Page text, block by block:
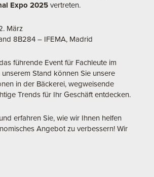
Expo 2025 vertreten.
März
8B284 – IFEMA, Madrid
führende Event für Fachleute im
Stand können Sie unsere
in der Bäckerei, wegweisende
Trends für Ihr Geschäft entdecken.
erfahren Sie, wie wir Ihnen helfen
Angebot zu verbessern! Wir